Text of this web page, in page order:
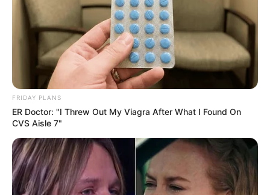
FRIDAY PLANS
ER Doctor: "I Threw Out My Viagra After What I Found On
CVS Aisle 7"